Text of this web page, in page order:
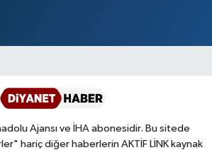
Ajansı ve İHA abonesidir. Bu sitede
hariç diğer haberlerin AKTİF LİNK kaynak